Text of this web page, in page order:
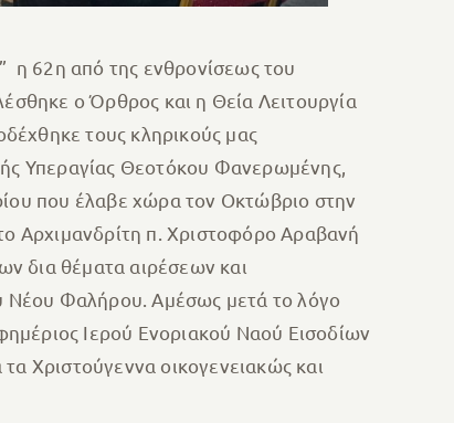
η 62η από της ενθρονίσεως του
ο Όρθρος και η Θεία Λειτουργία
τους κληρικούς μας
Υπεραγίας Θεοτόκου Φανερωμένης,
που έλαβε χώρα τον Οκτώβριο στην
Αρχιμανδρίτη π. Χριστοφόρο Αραβανή
δια θέματα αιρέσεων και
Νέου Φαλήρου. Αμέσως μετά το λόγο
Ιερού Ενοριακού Ναού Εισοδίων
Χριστούγεννα οικογενειακώς και